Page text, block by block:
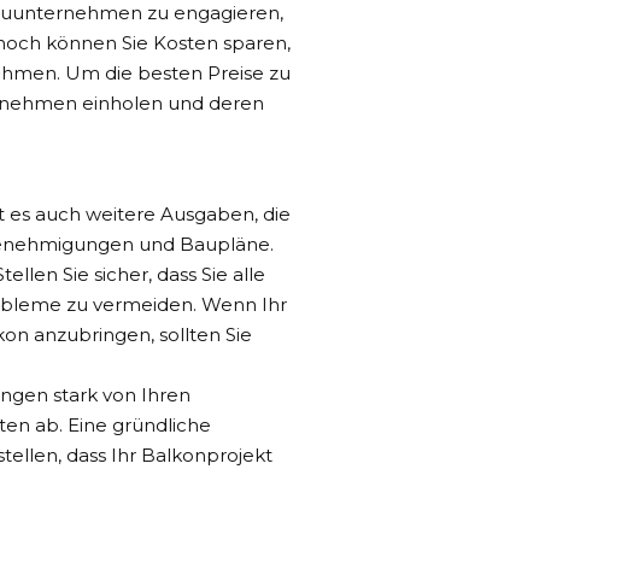
zu engagieren,
können Sie Kosten sparen,
Um die besten Preise zu
einholen und deren
auch weitere Ausgaben, die
und Baupläne.
Sie sicher, dass Sie alle
zu vermeiden. Wenn Ihr
anzubringen, sollten Sie
stark von Ihren
ab. Eine gründliche
dass Ihr Balkonprojekt